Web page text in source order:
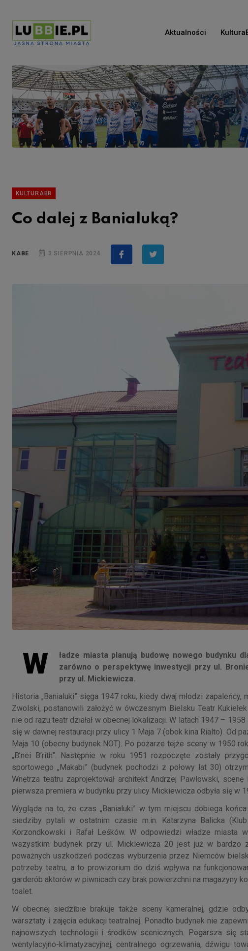
Aktualności
KULTURABB
Co dalej z Banialuką?
KABE 3 SIERPNIA 2024
W
ładze miasta planują budowę nowego budynku
zarówno o perspektywę inwestycji przy ul.
przy ul. Mickiewicza.
Historia „Banialuki” sięga 1947 roku, kiedy dwaj młodzi
Zwolski, postanowili założyć w ówczesnym Bielsku Teatr
nie od razu teatr działał w obecnej lokalizacji. W latach 1947 –
się w dawnej restauracji przy ulicy 1 Maja 7 (obok kina Rialto). Od
Maja 10 (obecny budynek NOT). Po pożarze tejże sceny w 1950
„B’nei B’rith”. Następnie w roku 1951 rozpoczęte zostały
sportowego „Makabi” (budynek pochodzi z połowy lat 30)
Wnętrza teatru zaprojektował architekt Andrzej Pawłowski,
pierwsza premiera w budynku przy ulicy Mickiewicza odbyła się w
Wygląda na to, że czas „Banialuki” w tym miejscu dobiega
siedziby pytali w ostatnim czasie m.in. Katarzyna Balicka
Korzondkowski i Rafał Leśków. W odpowiedzi władze
wszystkim budynek przy ul. Mickiewicza 20 jest już w bardzo
poważnych uszkodzeń podczas wyburzenia przez Niemców
potrzeby teatru, a to prowizorium do dziś wpływa na
garderób aktorów w piwnicach czy brak powierzchni na magazyny
toalet.
W obecnej siedzibie brakuje także sceny kameralnej, gdzie
warsztaty i zajęcia edukacji teatralnej. Ponadto budynek nie
najnowszych technologii i środków scenicznych. Pogarsza się
wentylacyjno-klimatyzacyjnej, centralnego ogrzewania, dźwigu